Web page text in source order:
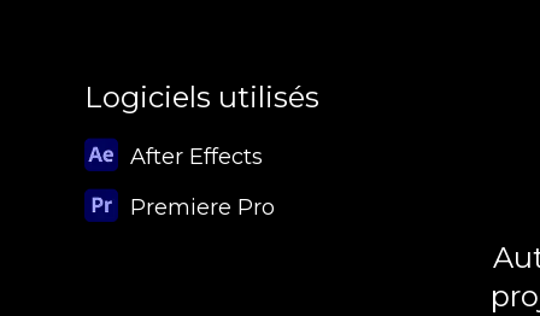
Logiciels utilisés
After Effects
Premiere Pro